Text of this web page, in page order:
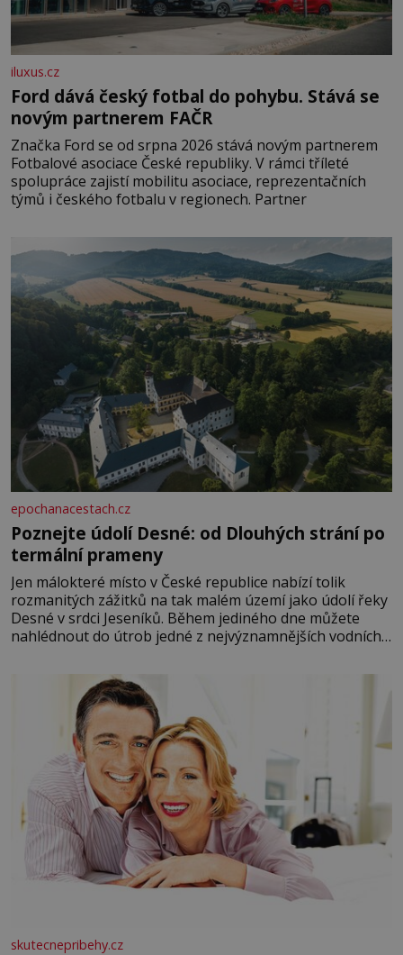
iluxus.cz
Ford dává český fotbal do pohybu. Stává se
novým partnerem FAČR
Značka Ford se od srpna 2026 stává novým partnerem
Fotbalové asociace České republiky. V rámci tříleté
spolupráce zajistí mobilitu asociace, reprezentačních
týmů i českého fotbalu v regionech. Partner
epochanacestach.cz
Poznejte údolí Desné: od Dlouhých strání po
termální prameny
Jen málokteré místo v České republice nabízí tolik
rozmanitých zážitků na tak malém území jako údolí řeky
Desné v srdci Jeseníků. Během jediného dne můžete
nahlédnout do útrob jedné z nejvýznamnějších vodních
se na koloběžce a den zakončit poznáváním památek ve
Velkých Losinách nebo v termálním
skutecnepribehy.cz